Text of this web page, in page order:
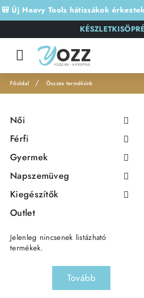
🎒 Új Heavy Tools hátizsákok
h
m
Összes termékünk
Női
Férfi
Gyermek
Napszemüveg
Kiegészítők
Outlet
Jelenleg nincsenek listázható
termékek.
Tovább